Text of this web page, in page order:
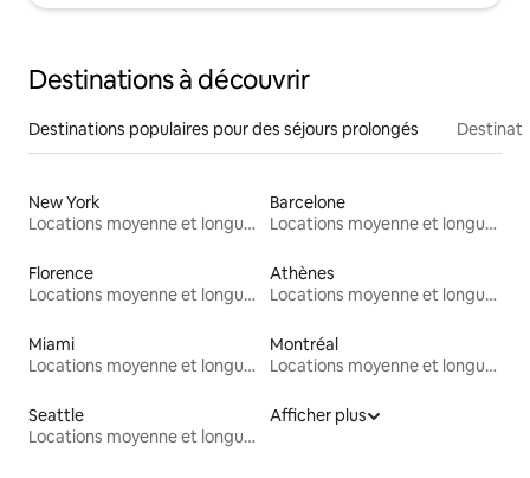
Destinations à découvrir
Destinations populaires pour des séjours prolongés
New York
Locations moyenne et longue durée
Barcelone
Locations moyenne et longue durée
Florence
Locations moyenne et longue durée
Athènes
Locations moyenne et longue durée
Miami
Locations moyenne et longue durée
Montréal
Locations moyenne et longue durée
Seattle
Locations moyenne et longue durée
Afficher plus